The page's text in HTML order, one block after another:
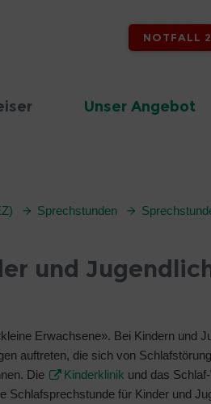
NOTFALL
Unser Angebot
Sprechstunden
und
Erwachsene». Bei Kindern und
auftreten, die sich von
Die
Kinderklinik und das
Schlafsprechstunde für Kinder und